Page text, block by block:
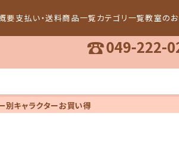
要支払い・送料商品一覧 カテゴリ一覧教室の
☎049-222-
別キャラクターお買い得